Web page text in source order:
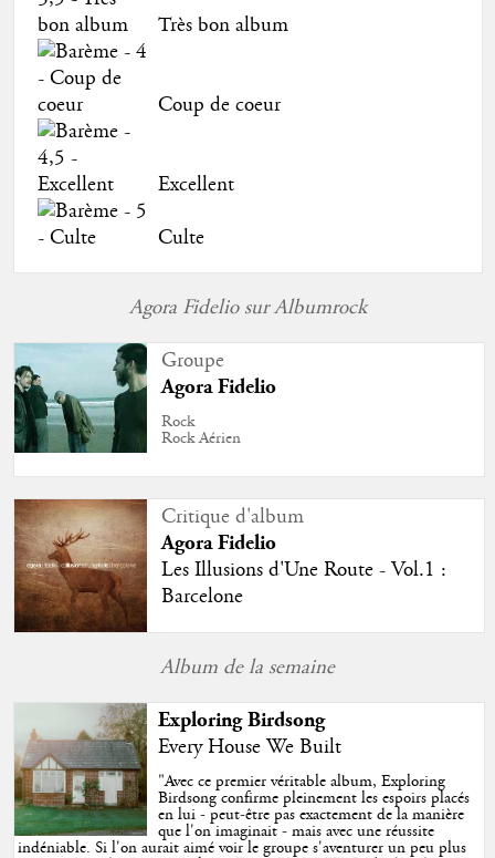
Très bon album
Coup de coeur
Excellent
Culte
Agora Fidelio sur Albumrock
Groupe
Agora Fidelio
Rock
Rock Aérien
Critique d'album
Agora Fidelio
Les Illusions d'Une Route - Vol.1 :
Barcelone
Album de la semaine
Exploring Birdsong
Every House We Built
"Avec ce premier véritable album, Exploring
Birdsong confirme pleinement les espoirs placés
en lui - peut-être pas exactement de la manière
que l'on imaginait - mais avec une réussite
indéniable. Si l'on aurait aimé voir le groupe s'aventurer un peu plus